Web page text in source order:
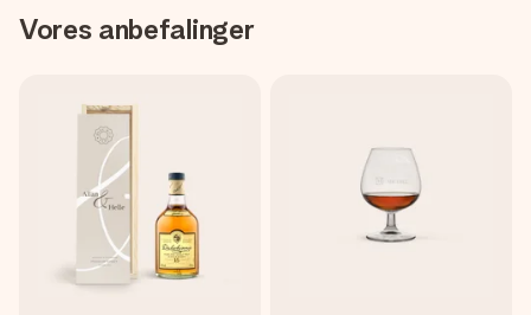
Vores anbefalinger